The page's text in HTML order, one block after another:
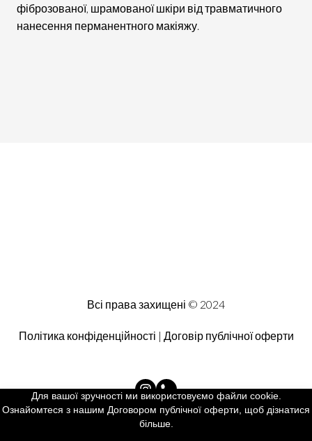
фіброзованої, шрамованої шкіри від травматичного
нанесення перманентного макіяжу.
Всі права захищені © 2024
Політика конфіденційності | Договір публічної оферти
Для вашої зручності ми використовуємо файли cookie.
Ознайомтеся з нашим Договором публічної оферти, щоб дізнатися
більше.